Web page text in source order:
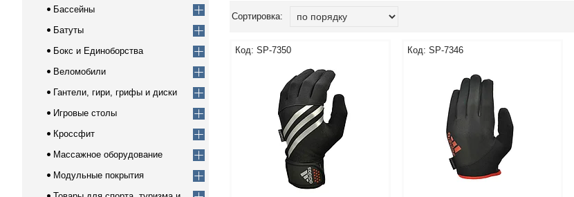
SP-7350 SP-7346
Бассейны
Батуты
Бокс и Единоборства
Веломобили
Гантели, гири, грифы и диски
Игровые столы
Кроссфит
Массажное оборудование
Модульные покрытия